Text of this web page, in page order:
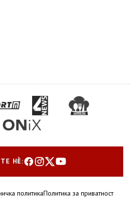
НЀ:
политикаПолитика за приватност